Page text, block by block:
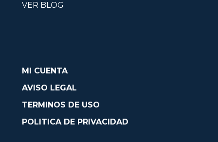
VER BLOG
MI CUENTA
AVISO LEGAL
TERMINOS DE USO
POLITICA DE PRIVACIDAD